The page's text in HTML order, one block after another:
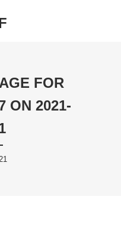
FOR
ON 2021-